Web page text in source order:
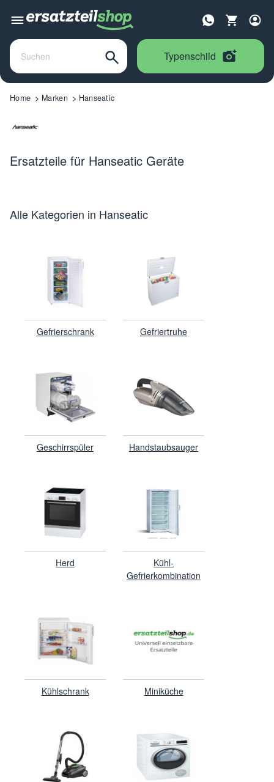
Typenschild
Home Marken Hanseatic
Ersatzteile für Hanseatic Geräte
Alle Kategorien in Hanseatic
Gefrierschrank Gefriertruhe
Geschirrspüler Handstaubsauger
Herd
Kühl-
Gefrierkombination
Kühlschrank Miniküche